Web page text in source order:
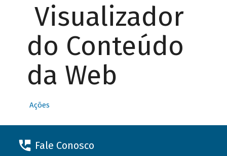
Visualizador
do Conteúdo
da Web
Ações
Fale Conosco